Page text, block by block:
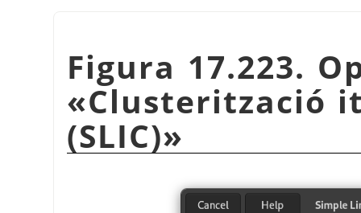
Figura 17.223.
«Clusterització
(SLIC)»